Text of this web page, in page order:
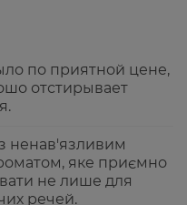
по приятной цене,
отстирывает
ненав'язливим
яке приємно
не лише для
речей.